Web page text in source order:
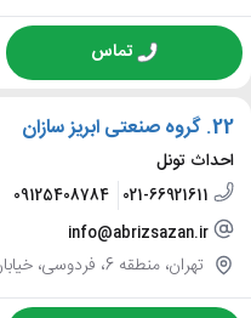
تماس
22. گروه صنعتی ابریز سازان
احداث تونل
021-66921611
09125408784
info@abrizsazan.ir
تهران، منطقه 6، فردوسی، خیابان رفعت جاه